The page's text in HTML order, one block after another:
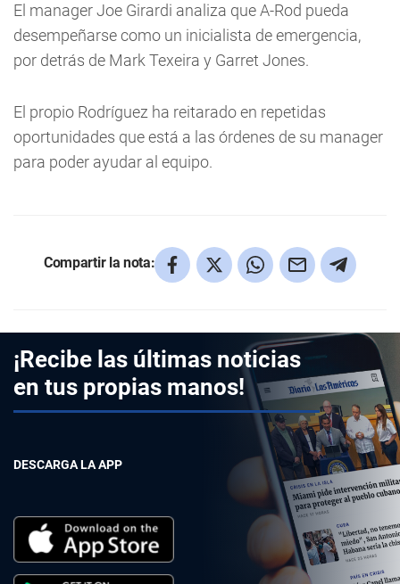
El manager Joe Girardi analiza que A-Rod pueda
desempeñarse como un inicialista de emergencia,
por detrás de Mark Texeira y Garret Jones.
El propio Rodríguez ha reitarado en repetidas
oportunidades que está a las órdenes de su manager
para poder ayudar al equipo.
Compartir la nota:
¡Recibe las últimas noticias
en tus propias manos!
DESCARGA LA APP